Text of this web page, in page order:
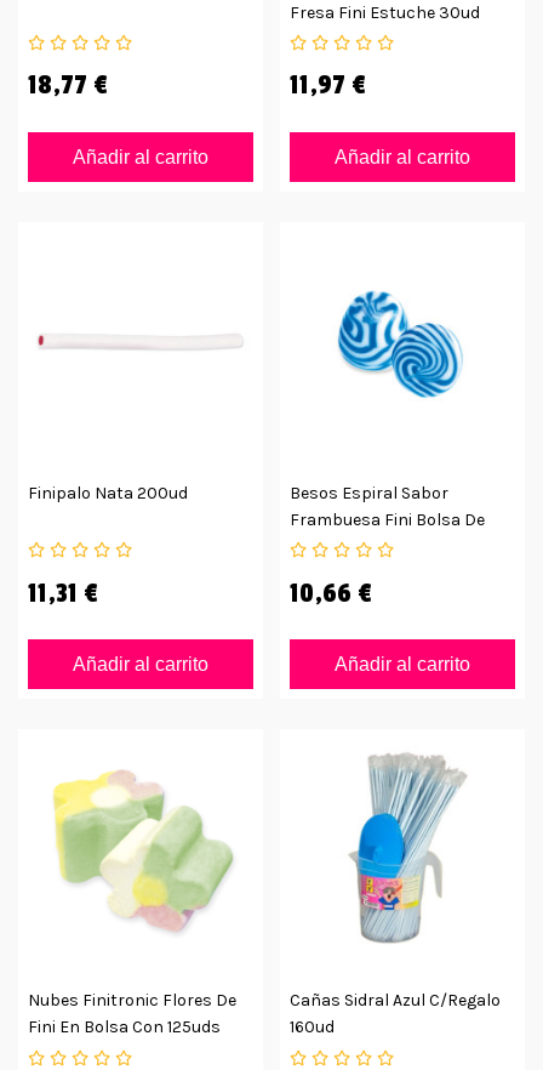
18,77 €
Añadir al carrito
Fresa Fini Estuche 30ud
11,97 €
Añadir al carrito
Finipalo Nata 200ud
11,31 €
Añadir al carrito
Besos Espiral Sabor
Frambuesa Fini Bolsa De
250ud
10,66 €
Añadir al carrito
Nubes Finitronic Flores De
Fini En Bolsa Con 125uds
Cañas Sidral Azul C/regalo
160ud